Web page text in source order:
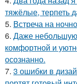
тяжёлые, терпеть
5. Встреча на
6. Даже небольшую
комфортной и
осознанно.
7. 3 ошибки в